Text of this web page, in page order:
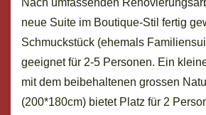
Nach umfassenden
neue Suite im Boutique-Stil fertig
Schmuckstück (ehemals
geeignet für 2-5 Personen. Ein
mit dem beibehaltenen grossen
(200*180cm) bietet Platz für 2